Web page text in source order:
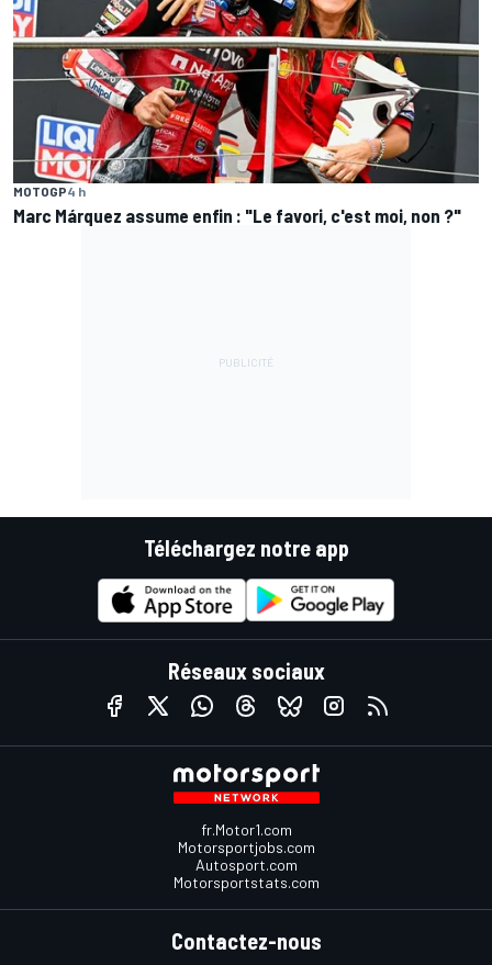
MOTOGP4 h
Marc Márquez assume enfin : "Le favori, c'est moi, non ?"
Téléchargez notre app
Réseaux sociaux
fr.Motor1.com
Motorsportjobs.com
Autosport.com
Motorsportstats.com
Contactez-nous